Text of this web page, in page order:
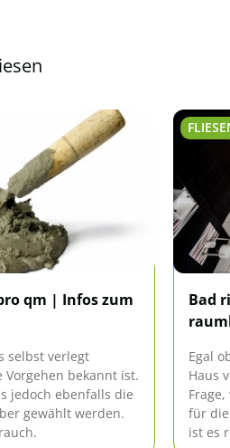
qm | Infos zum
selbst verlegt
bekannt ist.
jedoch ebenfalls die
gewählt werden.
Bad
Egal
Haus
für
ist es